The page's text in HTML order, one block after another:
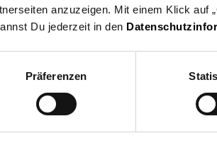
anzuzeigen. Mit einem Klick auf
Du jederzeit in den
Präferenzen
im Steckerdepot verstaut werden.